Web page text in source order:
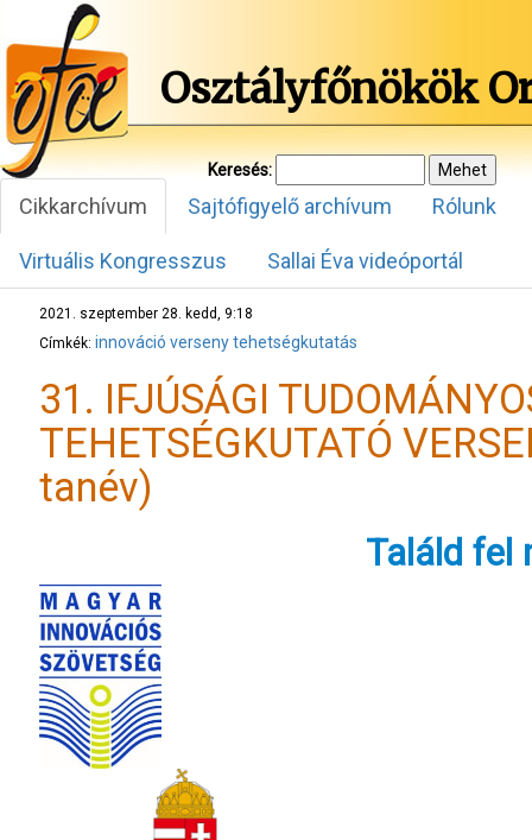
Osztályfőnökök
Keresés:
Cikkarchívum Sajtófigyelő archívum Rólunk
Virtuális Kongresszus Sallai Éva videóportál
2021. szeptember 28. kedd, 9:18
Címkék: innováció versenytehetségkutatás
31. IFJÚSÁGI
TEHETSÉGKUTATÓ
tanév)
Találd fel